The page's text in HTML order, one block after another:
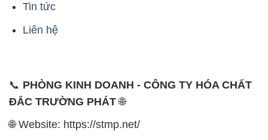
Tin tức
Liên hệ
📞 PHÒNG KINH DOANH - CÔNG TY HÓA CHẤT
ĐẮC TRƯỜNG PHÁT🌐
🌐 Website: https://stmp.net/